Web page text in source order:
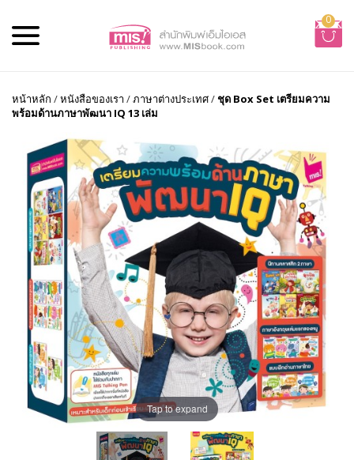
0
หน้าหลัก /หนังสือของเรา /ภาษาต่างประเทศ/ ชุด Box Set เตรียมความ
พร้อมด้านภาษาพัฒนา IQ 13 เล่ม
Tap to expand